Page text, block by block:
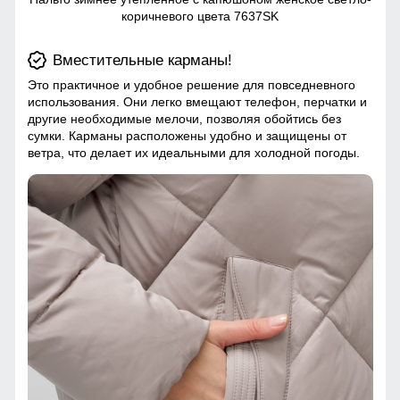
коричневого цвета 7637SK
Вместительные карманы!
Это практичное и удобное решение для повседневного
использования. Они легко вмещают телефон, перчатки и
другие необходимые мелочи, позволяя обойтись без
сумки. Карманы расположены удобно и защищены от
ветра, что делает их идеальными для холодной погоды.